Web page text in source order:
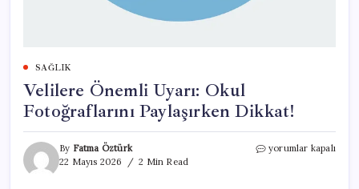
SAĞLIK
Velilere Önemli Uyarı: Okul
Fotoğraflarını Paylaşırken Dikkat!
By Fatma Öztürk
22 Mayıs 2026
2 Min Read
Velilere
yorumlar kapalı